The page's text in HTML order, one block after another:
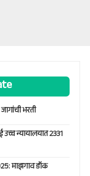
भरती
न्यायालयात 2331
माझगाव डॉक